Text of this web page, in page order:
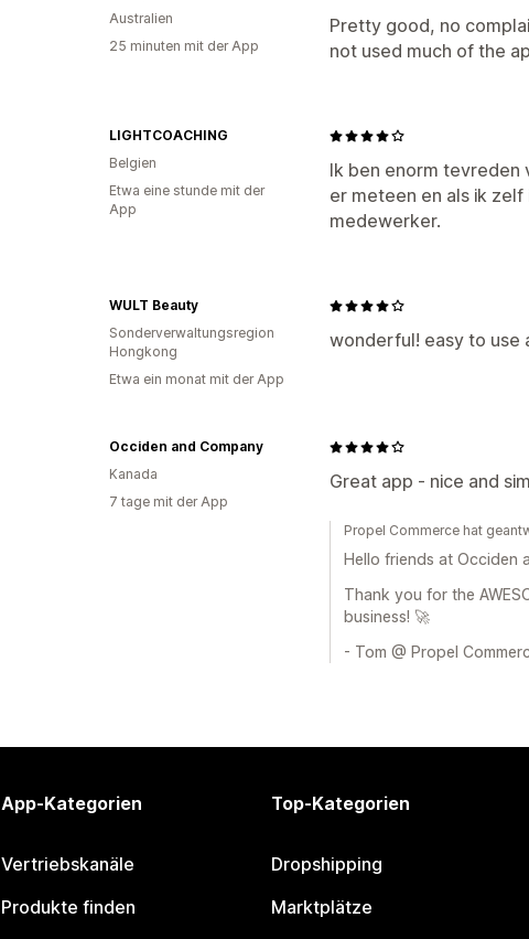
Pretty good, no
not used much of the
Australien
25 minuten mit der App
Ik ben enorm tevreden
er meteen en als ik
medewerker.
LIGHTCOACHING
Belgien
Etwa eine stunde mit der
App
wonderful! easy to use
WULT Beauty
Sonderverwaltungsregion
Hongkong
Etwa ein monat mit der App
Great app - nice and
Occiden and Company
Kanada
7 tage mit der App
Propel Commerce hat
Hello friends at Occiden
Thank you for the
business! 🚀
- Tom @ Propel
App-Kategorien
Vertriebskanäle
Produkte finden
Top-Kategorien
Dropshipping
Marktplätze